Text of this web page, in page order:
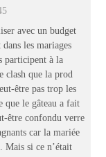
avec un budget
les mariages
participent à la
clash que la prod
être pas trop les
que le gâteau a fait
être confondu verre
car la mariée
Mais si ce n’était